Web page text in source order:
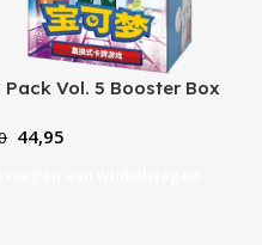
Pack Vol. 5 Booster Box
44,95